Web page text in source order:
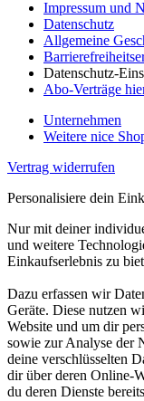
Impressum und
Datenschutz
Allgemeine
Datenschutz-
Abo-Verträge
Unternehmen
Weitere nice
Vertrag widerrufen
Personalisiere dein
Nur mit deiner
und weitere
Einkaufserlebnis zu
Dazu erfassen wir
Geräte. Diese nutzen
Website und um dir
sowie zur Analyse der
deine verschlüsselten
dir über deren Online-
du deren Dienste